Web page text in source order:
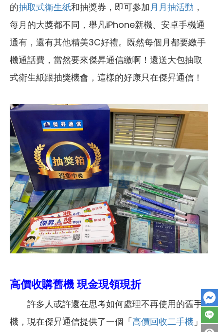
的抽取式衛生紙和抽獎券，即可參加 月月抽活動 ，
每月的大獎都不同，舉凡iPhone新機、安卓手機通
通有，還有其他精美3C好禮。既然每個月都要繳手
機通話費，當然要來傑昇通信繳啊！還送大包抽取
式衛生紙跟抽獎機會，這樣的好康只在傑昇通信！
高價收購舊機 現金現領現折
許多人或許還在思考如何處理不再使用的舊手
機，現在傑昇通信提供了一個「高價回收二手機 」